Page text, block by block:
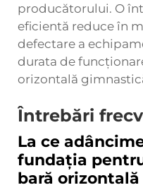
producătorului. O
eficientă reduce în
defectare a
durata de
orizontală
Întrebări
La ce
fundația
bară